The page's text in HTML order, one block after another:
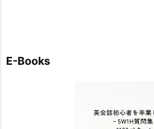
E-Books